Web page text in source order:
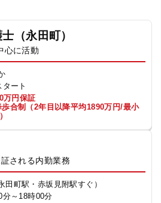
（永田町）
心に活動
ート
万円保証
合制（2年目以降平均1890万円/最小
される内勤業務
田町駅・赤坂見附駅すぐ）
分～18時00分